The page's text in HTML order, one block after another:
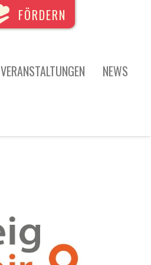
VERANSTALTUNGEN NEWS
FÖRDERN